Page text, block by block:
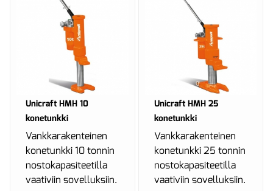
Unicraft HMH 10
konetunkki
Vankkarakenteinen
konetunkki 10 tonnin
nostokapasiteetilla
vaativiin sovelluksiin.
Unicraft HMH 25
konetunkki
Vankkarakenteinen
konetunkki 25 tonnin
nostokapasiteetilla
vaativiin sovelluksiin.